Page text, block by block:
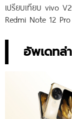
เปรียบเทียบ vivo
Redmi Note 12
อัพเดทล่